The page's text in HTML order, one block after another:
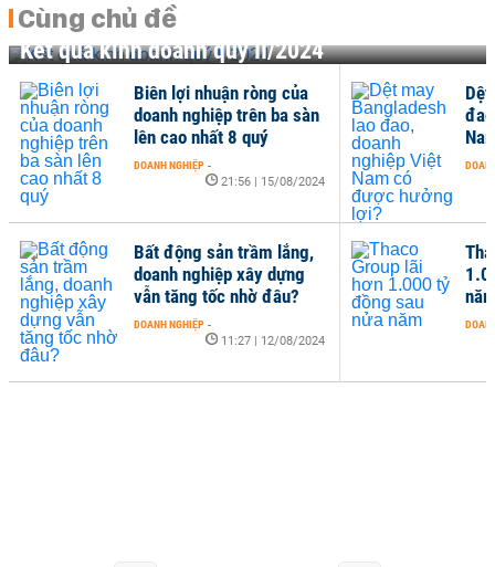
Cùng chủ đề
Kết quả kinh doanh quý II/2024
Biên lợi nhuận ròng của
doanh nghiệp trên ba sàn
lên cao nhất 8 quý
DOANH NGHIỆP -
21:56 | 15/08/2024
Bất động sản trầm lắng,
doanh nghiệp xây dựng
vẫn tăng tốc nhờ đâu?
DOANH NGHIỆP -
11:27 | 12/08/2024